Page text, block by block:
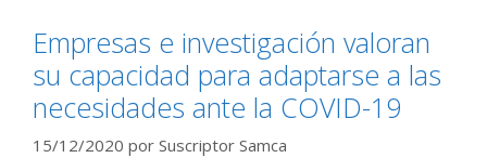
Empresas e investigación valoran
su capacidad para adaptarse a las
necesidades ante la COVID-19
15/12/2020 por Suscriptor Samca